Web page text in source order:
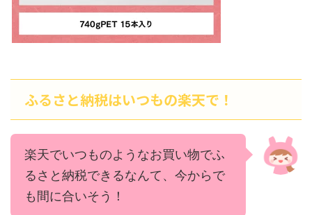
ふるさと納税はいつもの楽天で！
楽天でいつものようなお買い物でふ
るさと納税できるなんて、今からで
も間に合いそう！